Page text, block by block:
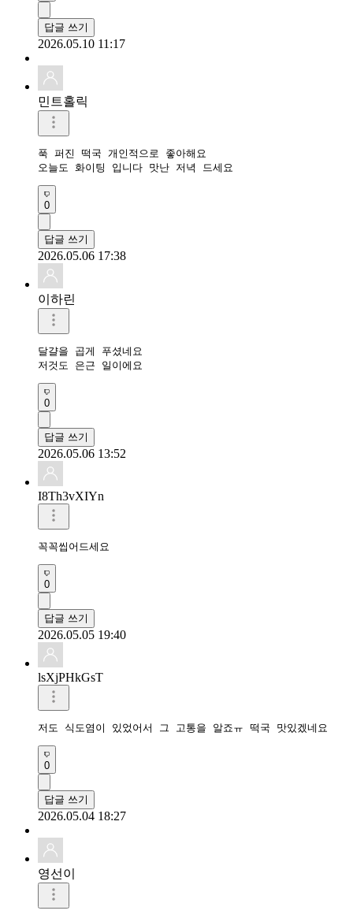
답글 쓰기
2026.05.10 11:17
민트홀릭
푹 퍼진 떡국 개인적으로 좋아해요
오늘도 화이팅 입니다 맛난 저녁 드세요
0
답글 쓰기
2026.05.06 17:38
이하린
달걀을 곱게 푸셨네요
저것도 은근 일이에요
0
답글 쓰기
2026.05.06 13:52
I8Th3vXIYn
꼭꼭씹어드세요
0
답글 쓰기
2026.05.05 19:40
lsXjPHkGsT
저도 식도염이 있었어서 그 고통을 알죠ㅠ 떡국 맛있겠네요
0
답글 쓰기
2026.05.04 18:27
영선이